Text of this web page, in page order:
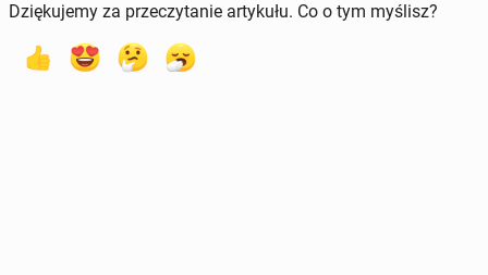
Dziękujemy za przeczytanie artykułu. Co o tym myślisz?